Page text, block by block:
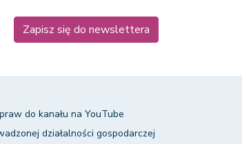
Zapisz się do newslettera
do kanału na YouTube
działalności gospodarczej